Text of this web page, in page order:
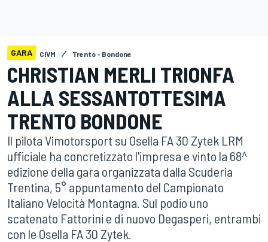
GARA CIVM Trento - Bondone
CHRISTIAN MERLI TRIONFA
ALLA SESSANTOTTESIMA
TRENTO BONDONE
Il pilota Vimotorsport su Osella FA 30 Zytek LRM
ufficiale ha concretizzato l'impresa e vinto la 68^
edizione della gara organizzata dalla Scuderia
Trentina, 5° appuntamento del Campionato
Italiano Velocità Montagna. Sul podio uno
scatenato Fattorini e di nuovo Degasperi, entrambi
con le Osella FA 30 Zytek.